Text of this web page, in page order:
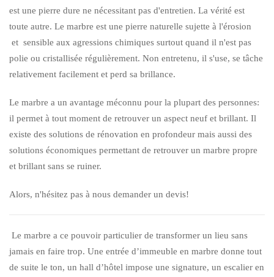
est une pierre dure ne nécessitant pas d'entretien. La vérité est
toute autre. Le marbre est une pierre naturelle sujette à l'érosion
et sensible aux agressions chimiques surtout quand il n'est pas
polie ou cristallisée régulièrement. Non entretenu, il s'use, se tâche
relativement facilement et perd sa brillance.
Le marbre a un avantage méconnu pour la plupart des personnes:
il permet à tout moment de retrouver un aspect neuf et brillant. Il
existe des solutions de rénovation en profondeur mais aussi des
solutions économiques permettant de retrouver un marbre propre
et brillant sans se ruiner.
Alors, n'hésitez pas à nous demander un devis!
Le marbre a ce pouvoir particulier de transformer un lieu sans
jamais en faire trop. Une entrée d’immeuble en marbre donne tout
de suite le ton, un hall d’hôtel impose une signature, un escalier en